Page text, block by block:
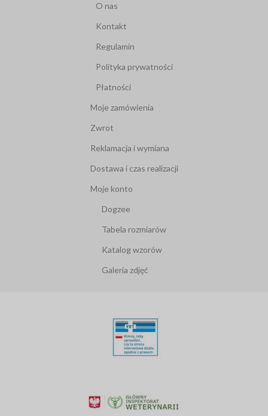
O nas
Kontakt
Regulamin
Polityka prywatności
Płatności
Moje zamówienia
Zwrot
Reklamacja i wymiana
Dostawa i czas realizacji
Moje konto
Dogzee
Tabela rozmiarów
Katalog wzorów
Galeria zdjęć